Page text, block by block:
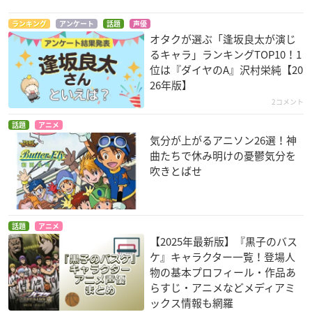
ランキング アンケート 話題 声優
オタクが選ぶ「逢坂良太が演じ
るキャラ」ランキングTOP10！1
位は『ダイヤのA』沢村栄純【20
26年版】
2コメント
話題 アニメ
気分が上がるアニソン26選！神
曲たちで休み明けの憂鬱気分を
吹きとばせ
話題 アニメ
【2025年最新版】『黒子のバス
ケ』キャラクター一覧！登場人
物の基本プロフィール・作品あ
らすじ・アニメなどメディアミ
ックス情報も網羅